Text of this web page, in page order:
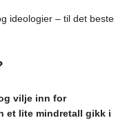
ideologier – til det beste
vilje inn for
et lite mindretall gikk i